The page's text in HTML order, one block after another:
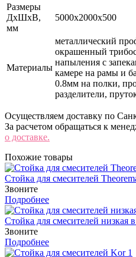
Размеры
ДхШхВ,
мм
5000х2000х500
Материалы
металлический
окрашенный
напыления с
камере на рамы и
0.8мм на полки,
разделители,
Осуществляем доставку по
За расчетом обращаться к
о доставке.
Похожие товары
Стойка для смесителей
Звоните
Подробнее
Стойка для смесителей низкая
Звоните
Подробнее